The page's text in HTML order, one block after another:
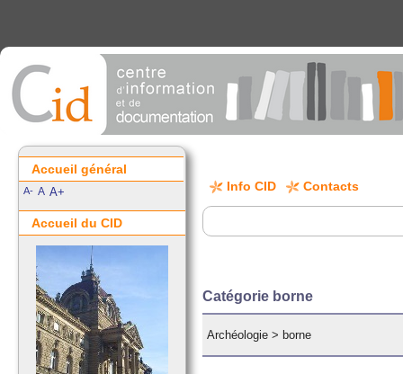
Info CID Contacts
Catégorie borne
Archéologie > borne
Accueil général
A- A A+
Accueil du CID